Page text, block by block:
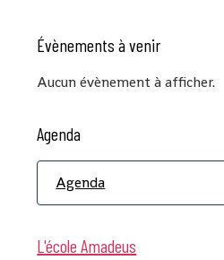
Évènements à venir
Aucun évènement à afficher.
Agenda
Agenda
L'école Amadeus